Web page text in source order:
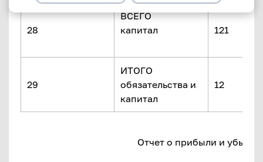
28
ВСЕГО
капитал
121
29
ИТОГО
обязательства и
капитал
12
Отчет о прибыли и